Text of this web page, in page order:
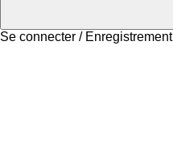
Se connecter / Enregistrement